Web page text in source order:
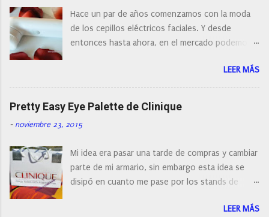
o
m
e
n
t
a
o
Hace un par de años comenzamos con la moda
de los cepillos eléctricos faciales. Y desde
entonces hasta ahora, en el mercado podemos
con diferentes características, a pilas, a batería,
cepillos de rotación o de oscilación... y
naturalmente de todos los precios. Existe en la
actualidad tal variedad, que antes de hacer la
compra debemos de hacernos unas preguntas:
post os voy a dar mi opinión de porque elegí mi
cepillo facial de Clinique
LEER MÁS
Pretty Easy Eye Palette de Clinique
- noviembre 23, 2015
Mi idea era pasar una tarde de compras y cambiar
parte de mi armario, sin embargo esta idea se
disipó en cuanto me pase por los stands de
resistirse a esta paleta de colores de Clinique.
LEER MÁS